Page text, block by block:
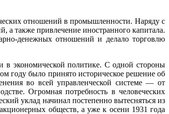
отношений в промышленности. Наряду с
а также привлечение иностранного капитала.
денежных отношений и делало торговлю
в экономической политике. С одной стороны
году было принято историческое решение об
во всей управленческой системе — от
Огромная потребность в человеческих
уклад начинал постепенно вытесняться из
обществ, а уже к осени 1931 года